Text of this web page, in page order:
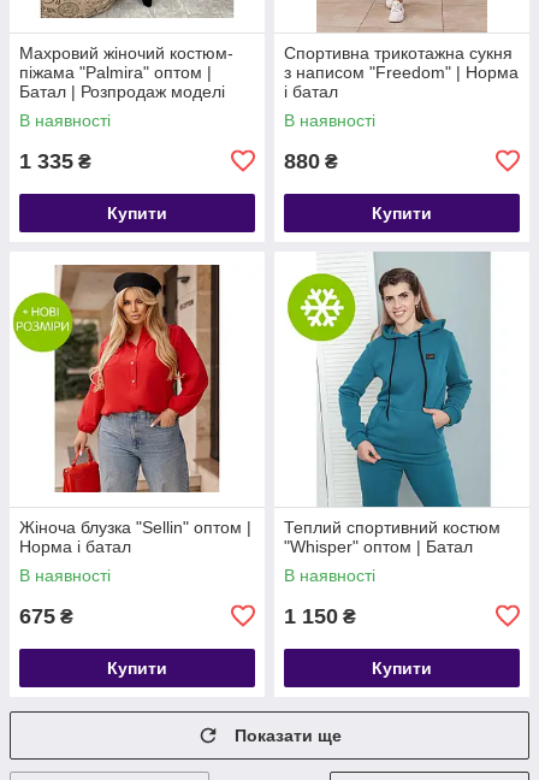
Махровий жіночий костюм-
піжама "Palmira" оптом |
Батал | Розпродаж моделі
В наявності
1 335 ₴
Купити
Спортивна трикотажна сукня
з написом "Freedom" | Норма
і батал
В наявності
880 ₴
Купити
Жіноча блузка "Sellin" оптом |
Норма і батал
В наявності
675 ₴
Купити
Теплий спортивний костюм
"Whisper" оптом | Батал
В наявності
1 150 ₴
Купити
Показати ще